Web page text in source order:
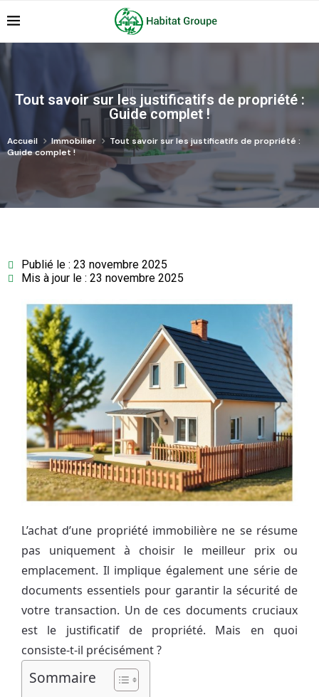
Tout savoir sur les justificatifs de propriété :
Guide complet !
Accueil Immobilier
Tout savoir sur les justificatifs de propriété :
Guide complet !
Publié le : 23 novembre 2025
Mis à jour le : 23 novembre 2025
L’achat d’une propriété immobilière ne se résume
pas uniquement à choisir le meilleur prix ou
emplacement. Il implique également une série de
documents essentiels pour garantir la sécurité de
votre transaction. Un de ces documents cruciaux
est le justificatif de propriété. Mais en quoi
consiste-t-il précisément ?
Sommaire